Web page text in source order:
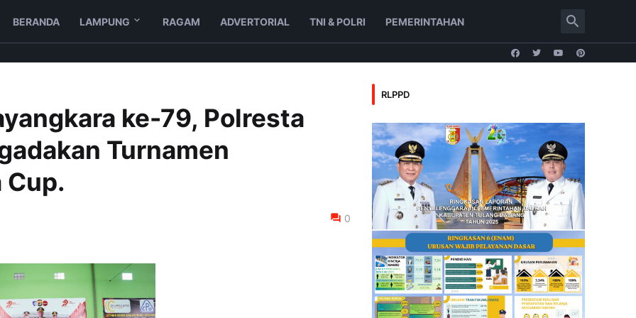
BERANDA LAMPUNG RAGAM ADVERTORIAL TNI & POLRI PEMERINTAHAN
ke-79, Polresta
Turnamen
Cup.
0
RLPPD